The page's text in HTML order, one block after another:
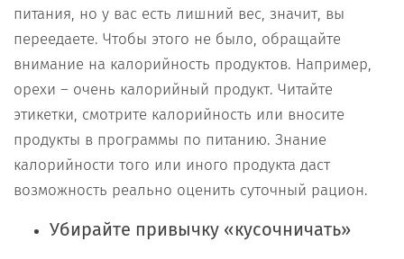
питания, но у вас есть лишний вес, значит, вы
переедаете. Чтобы этого не было, обращайте
внимание на калорийность продуктов. Например,
орехи – очень калорийный продукт. Читайте
этикетки, смотрите калорийность или вносите
продукты в программы по питанию. Знание
калорийности того или иного продукта даст
возможность реально оценить суточный рацион.
Убирайте привычку «кусочничать»